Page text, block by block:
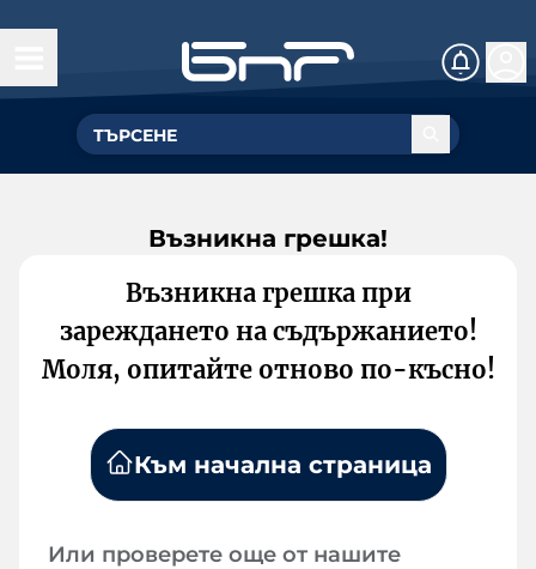
Възникна грешка!
Възникна грешка при
зареждането на съдържанието!
Моля, опитайте отново по-късно!
Към начална страница
Или проверете още от нашите